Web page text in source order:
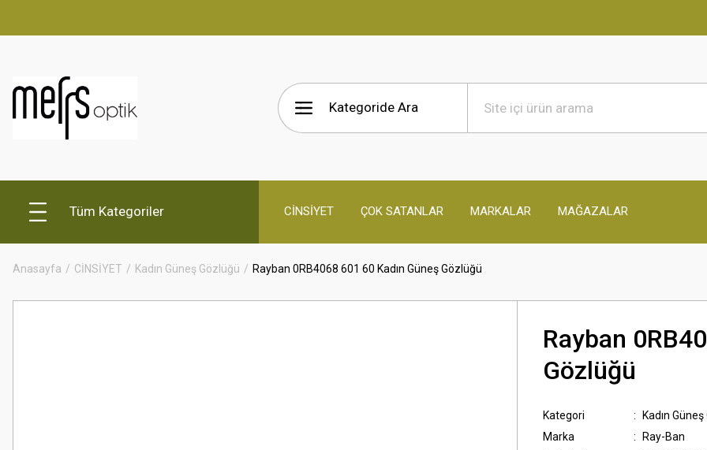
Tüm Kategoriler CİNSİYET ÇOK SATANLAR MARKALAR MAĞAZALAR
Anasayfa CİNSİYET Kadın Güneş Gözlüğü Rayban 0RB4068 601 60 Kadın Güneş Gözlüğü
Rayban
Gözlüğü
Kategori
Kadın
Marka
Ray-Ban